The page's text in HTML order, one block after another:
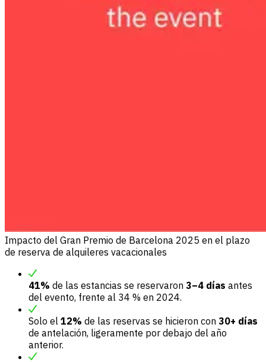
Impacto del Gran Premio de Barcelona 2025 en el plazo
de reserva de alquileres vacacionales
41% de las estancias se reservaron 3–4 días antes
del evento, frente al 34 % en 2024.
Solo el 12% de las reservas se hicieron con 30+ días
de antelación, ligeramente por debajo del año
anterior.